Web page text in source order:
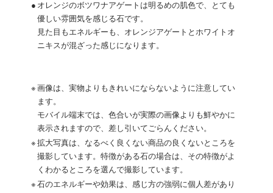
● オレンジのボツワナアゲートは明るめの肌色で、とても
優しい雰囲気を感じる石です。
見た目もエネルギーも、オレンジアゲートとホワイトオ
ニキスが混ざった感じになります。
※ 画像は、実物よりもきれいにならないように注意してい
ます。
モバイル端末では、色合いが実際の画像よりも鮮やかに
表示されますので、差し引いてごらんください。
※ 拡大写真は、なるべく良くない商品の良くないところを
撮影しています。特徴がある石の場合は、その特徴がよ
くわかるところを選んで撮影しています。
※ 石のエネルギーや効果は、感じ方の強弱に個人差があり